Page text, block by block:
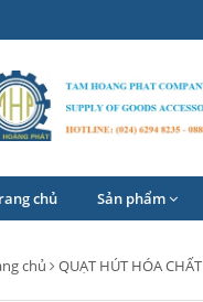
chủ Sản phẩm
chủ QUẠT HÚT HÓA CHẤT